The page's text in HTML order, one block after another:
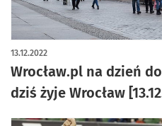
Wrocław.pl na dzień
dziś żyje Wrocław
13.12.2022